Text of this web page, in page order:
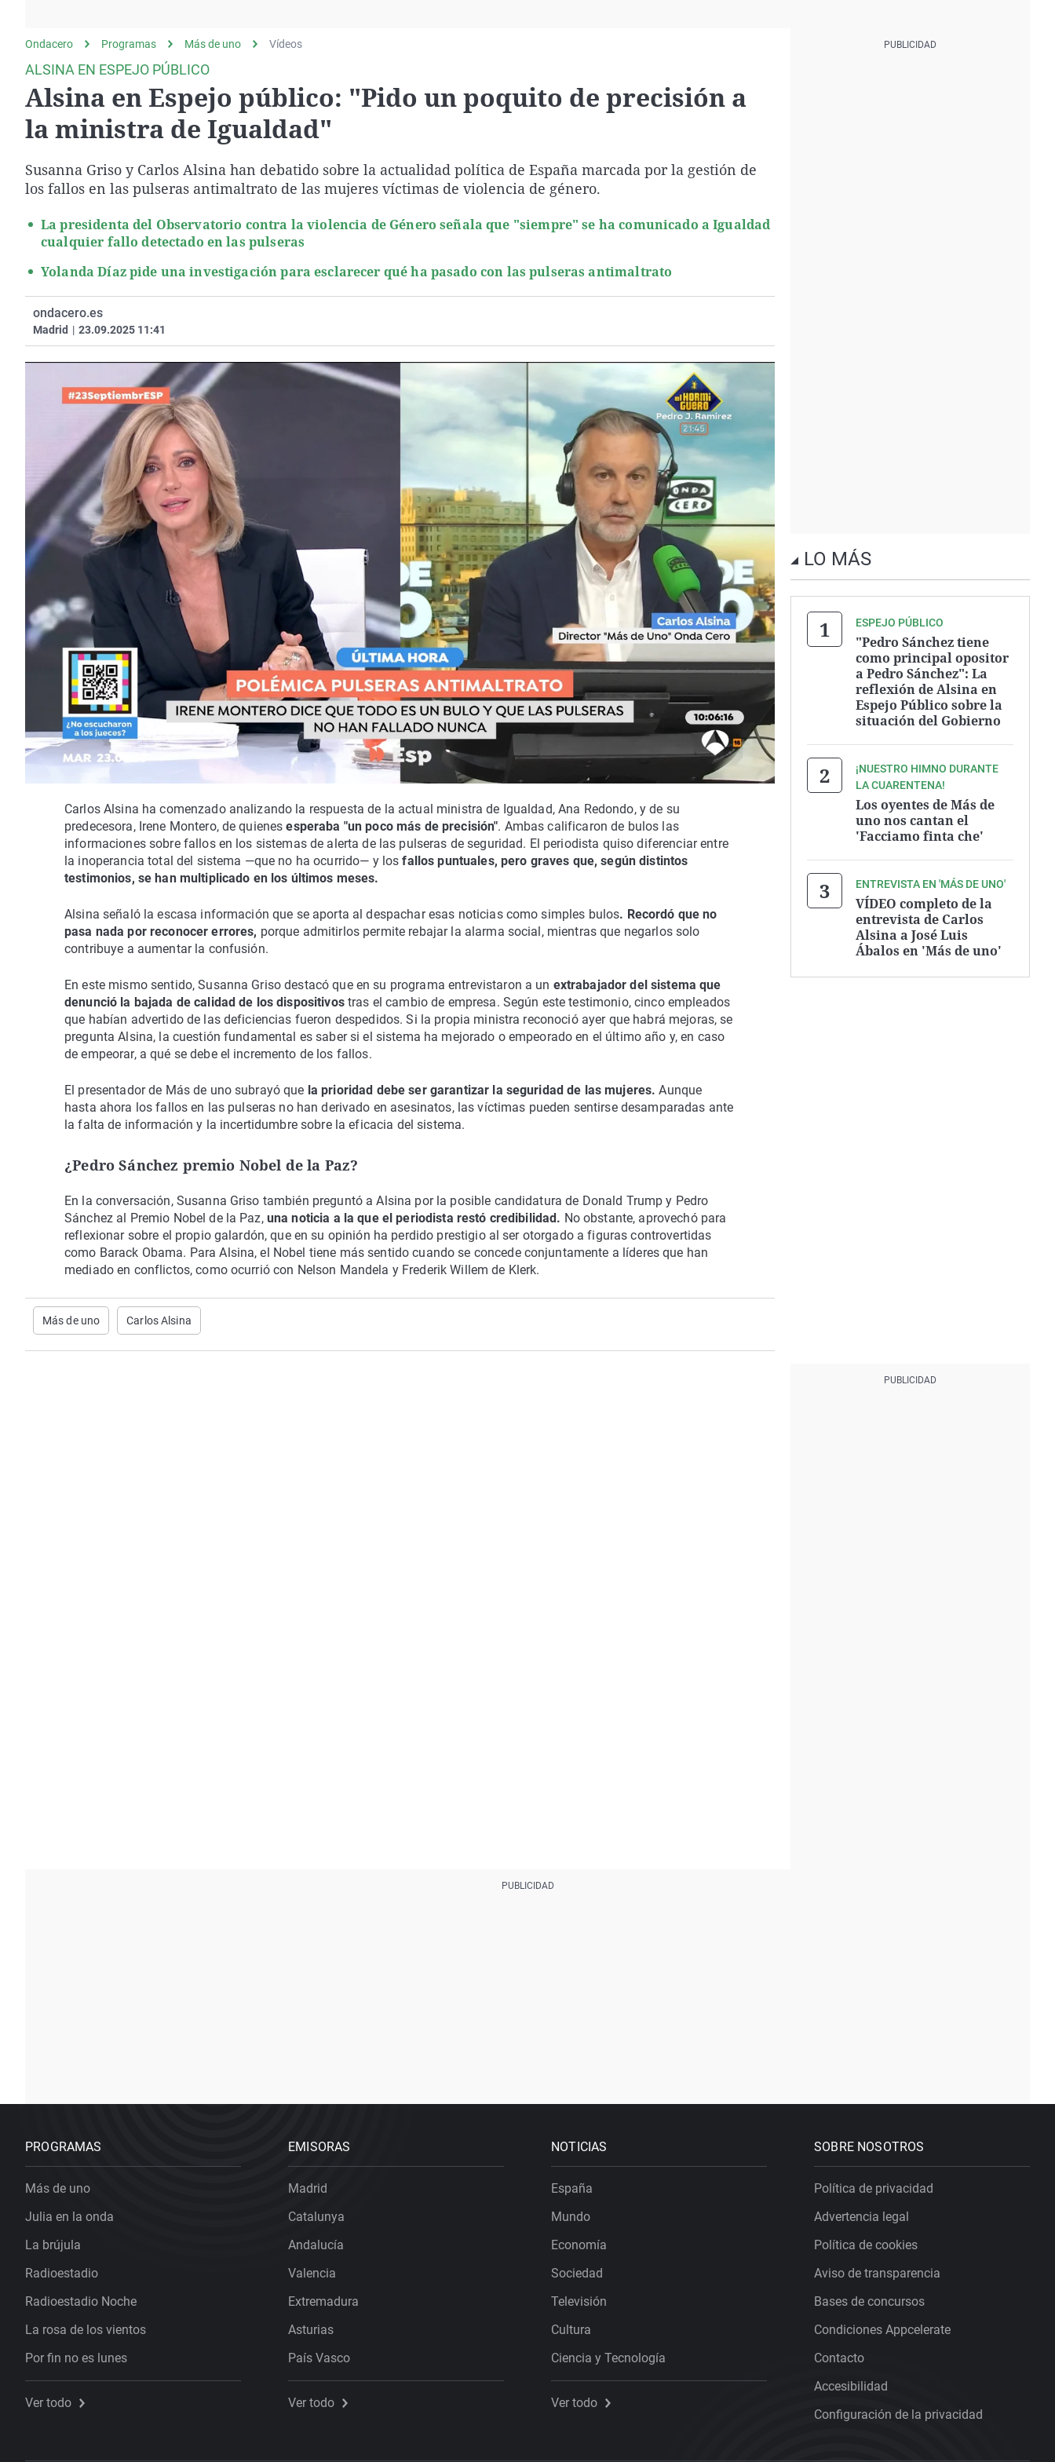
Como el perro y el
gato
Operación Viuda
Negra
Navarra
Ondacero Programas Más de uno Vídeos
ALSINA EN ESPEJO PÚBLICO
Alsina en Espejo público: "Pido un poquito de precisión a
la ministra de Igualdad"
Susanna Griso y Carlos Alsina han debatido sobre la actualidad política de España marcada por la gestión de
los fallos en las pulseras antimaltrato de las mujeres víctimas de violencia de género.
La presidenta del Observatorio contra la violencia de Género señala que "siempre" se ha comunicado a Igualdad
cualquier fallo detectado en las pulseras
Yolanda Díaz pide una investigación para esclarecer qué ha pasado con las pulseras antimaltrato
ondacero.es
Madrid | 23.09.2025 11:41
Carlos Alsina ha comenzado analizando la respuesta de la actual ministra de Igualdad, Ana Redondo, y de su
predecesora, Irene Montero, de quienesesperaba "un poco más de precisión". Ambas calificaron de bulos las
informaciones sobre fallos en los sistemas de alerta de las pulseras de seguridad. El periodista quiso diferenciar entre
la inoperancia total del sistema —que no ha ocurrido— y losfallos puntuales, pero graves que, según distintos
testimonios, se han multiplicado en los últimos meses.
Alsina señaló la escasa información que se aporta al despachar esas noticias como simples bulos. Recordó que no
pasa nada por reconocer errores, porque admitirlos permite rebajar la alarma social, mientras que negarlos solo
contribuye a aumentar la confusión.
En este mismo sentido, Susanna Griso destacó que en su programa entrevistaron a un extrabajador del sistema que
denunció la bajada de calidad de los dispositivostras el cambio de empresa. Según este testimonio, cinco empleados
que habían advertido de las deficiencias fueron despedidos. Si la propia ministra reconoció ayer que habrá mejoras, se
pregunta Alsina, la cuestión fundamental es saber si el sistema ha mejorado o empeorado en el último año y, en caso
de empeorar, a qué se debe el incremento de los fallos.
El presentador de Más de uno subrayó que la prioridad debe ser garantizar la seguridad de las mujeres.Aunque
hasta ahora los fallos en las pulseras no han derivado en asesinatos, las víctimas pueden sentirse desamparadas ante
la falta de información y la incertidumbre sobre la eficacia del sistema.
¿Pedro Sánchez premio Nobel de la Paz?
En la conversación, Susanna Griso también preguntó a Alsina por la posible candidatura de Donald Trump y Pedro
Sánchez al Premio Nobel de la Paz,una noticia a la que el periodista restó credibilidad. No obstante, aprovechó para
reflexionar sobre el propio galardón, que en su opinión ha perdido prestigio al ser otorgado a figuras controvertidas
como Barack Obama. Para Alsina, el Nobel tiene más sentido cuando se concede conjuntamente a líderes que han
mediado en conflictos, como ocurrió con Nelson Mandela y Frederik Willem de Klerk.
Más de uno Carlos Alsina
LO MÁS
ESPEJO PÚBLICO
"Pedro Sánchez tiene
como principal opositor
a Pedro Sánchez": La
reflexión de Alsina en
Espejo Público sobre la
situación del Gobierno
¡NUESTRO HIMNO DURANTE
LA CUARENTENA!
Los oyentes de Más de
uno nos cantan el
'Facciamo finta che'
ENTREVISTA EN 'MÁS DE UNO'
VÍDEO completo de la
entrevista de Carlos
Alsina a José Luis
Ábalos en 'Más de uno'
PROGRAMAS
Más de uno
Julia en la onda
La brújula
Radioestadio
Radioestadio Noche
La rosa de los vientos
Por fin no es lunes
Ver todo
EMISORAS
Madrid
Catalunya
Andalucía
Valencia
Extremadura
Asturias
País Vasco
Ver todo
NOTICIAS
España
Mundo
Economía
Sociedad
Televisión
Cultura
Ciencia y Tecnología
Ver todo
SOBRE NOSOTROS
Política de privacidad
Advertencia legal
Política de cookies
Aviso de transparencia
Bases de concursos
Condiciones Appcelerate
Contacto
Accesibilidad
Configuración de la privacidad